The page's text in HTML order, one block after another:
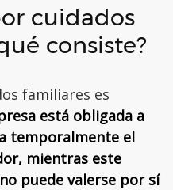
cuidados
consiste?
familiares es
está obligada a
temporalmente el
mientras este
puede valerse por sí